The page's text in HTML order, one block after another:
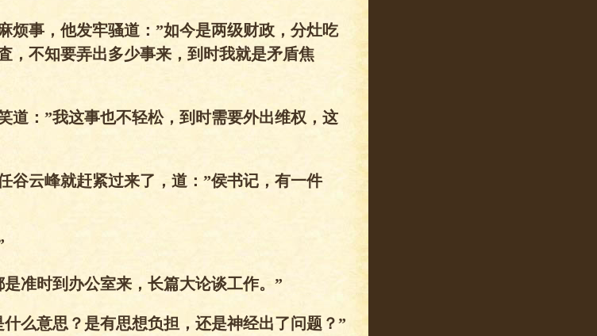
烦事，他发牢骚道：”如今是两级财政，分灶吃
，不知要弄出多少事来，到时我就是矛盾焦
道：”我这事也不轻松，到时需要外出维权，这
谷云峰就赶紧过来了，道：”侯书记，有一件
准时到办公室来，长篇大论谈工作。”
么意思？是有思想负担，还是神经出了问题？”